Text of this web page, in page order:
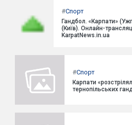
#Спорт
Гандбол. «Карпати»
(Київ). Онлайн-
KarpatNews.in.ua
#Спорт
Карпати
тернопільських